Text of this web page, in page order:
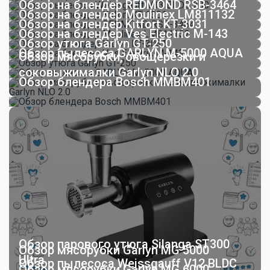
Обзор на блендер REDMOND RSB-3464
Обзор на блендер Moulinex LM811132
Обзор на блендер Kitfort KT-3031
Обзор на блендер Ves Electric M-143
Обзор утюга Garlyn GT-250
Обзор пылесоса GARLYN M-5000 AQUA
Обзор мясорубки, овощерезки и
соковыжималки Garlyn NLO 2.0
Обзор блендера Bosch MMBM401
Обзор мясорубки Garlyn MG 5000
Обзор парового утюга Silanga ST300
Ultra
Обзор пылесоса Weissgauff V12 BLDC